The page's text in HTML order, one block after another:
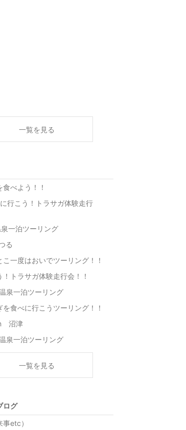
一覧を見る
べよう！！
行こう！トラサガ体験走行
一泊ツーリング
る
一度はおいでツーリング！！
トラサガ体験走行会！！
泉一泊ツーリング
食べに行こうツーリング！！
沼津
泉一泊ツーリング
一覧を見る
ログ
etc）